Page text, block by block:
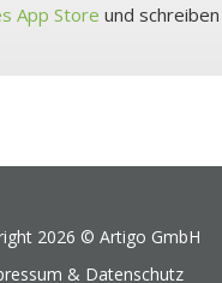
App Store und
2026 © Artigo GmbH
& Datenschutz